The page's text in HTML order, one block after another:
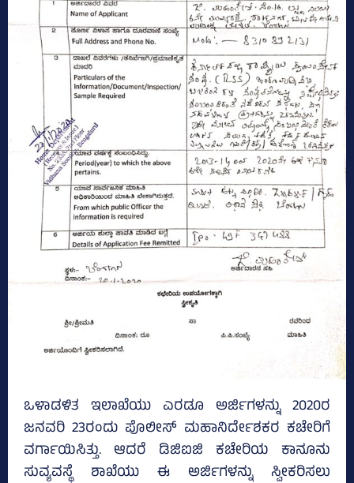
ಒಳಾಡಳಿತ ಇಲಾಖೆಯು ಎರಡೂ ಅರ್ಜಿಗಳನ್ನು 2020ರ
ಜನವರಿ 23ರಂದು ಪೊಲೀಸ್‌ ಮಹಾನಿರ್ದೇಶಕರ ಕಚೇರಿಗೆ
ವರ್ಗಾಯಿಸಿತ್ತು. ಆದರೆ ಡಿಜಿಐಜಿ ಕಚೇರಿಯ ಕಾನೂನು
ಸುವ್ಯವಸ್ಥೆ ಶಾಖೆಯು ಈ ಅರ್ಜಿಗಳನ್ನು ಸ್ವೀಕರಿಸಲು